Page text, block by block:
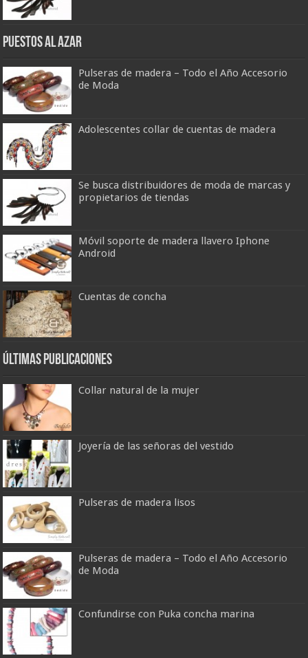
Puestos al azar
Pulseras de madera – Todo el Año Accesorio
de Moda
Adolescentes collar de cuentas de madera
Se busca distribuidores de moda de marcas y
propietarios de tiendas
Móvil soporte de madera llavero Iphone
Android
Cuentas de concha
últimas publicaciones
Collar natural de la mujer
Joyería de las señoras del vestido
Pulseras de madera lisos
Pulseras de madera – Todo el Año Accesorio
de Moda
Confundirse con Puka concha marina